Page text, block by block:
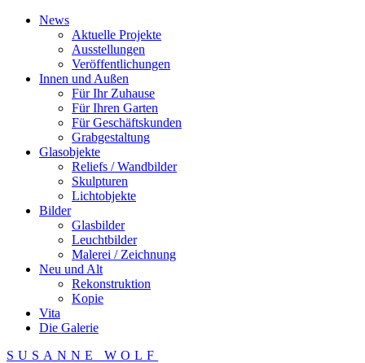
News
Aktuelle Projekte
Ausstellungen
Veröffentlichungen
Innen und Außen
Für Ihr Zuhause
Für Ihren Garten
Für Geschäftskunden
Grabgestaltung
Glasobjekte
Reliefs / Wandbilder
Skulpturen
Lichtobjekte
Bilder
Glasbilder
Leuchtbilder
Malerei / Zeichnung
Neu und Alt
Rekonstruktion
Kopie
Vita
Die Galerie
SUSANNE WOLF